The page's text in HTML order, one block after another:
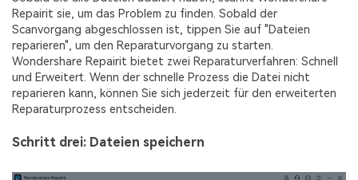
Repairit sie, um das Problem zu finden. Sobald der
Scanvorgang abgeschlossen ist, tippen Sie auf "Dateien
reparieren", um den Reparaturvorgang zu starten.
Wondershare Repairit bietet zwei Reparaturverfahren: Schnell
und Erweitert. Wenn der schnelle Prozess die Datei nicht
reparieren kann, können Sie sich jederzeit für den erweiterten
Reparaturprozess entscheiden.
Schritt drei: Dateien speichern